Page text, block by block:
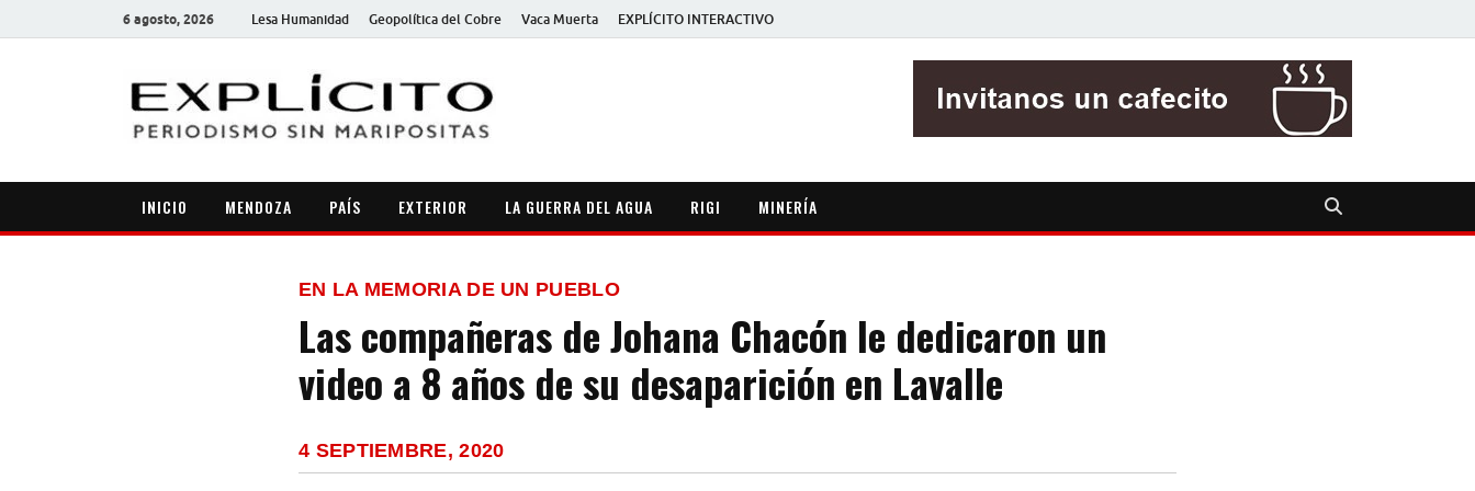
6 agosto, 2026 Lesa Humanidad Geopolítica del Cobre Vaca Muerta EXPLÍCITO INTERACTIVO
INICIO MENDOZA PAÍS EXTERIOR LA GUERRA DEL AGUA RIGI MINERÍA
EN LA MEMORIA DE UN PUEBLO
Las compañeras de Johana Chacón le dedicaron un
video a 8 años de su desaparición en Lavalle
4 SEPTIEMBRE, 2020